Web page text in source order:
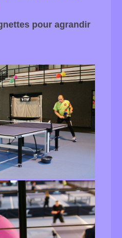
pour agrandir